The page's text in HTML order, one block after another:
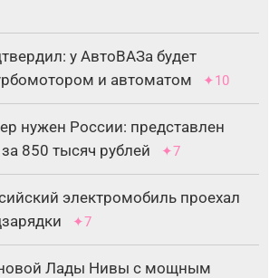
у АвтоВАЗа будет
и автоматом
✦10
нужен России: представлен
850 тысяч рублей
✦7
электромобиль проехал
✦7
новой Лады Нивы с мощным